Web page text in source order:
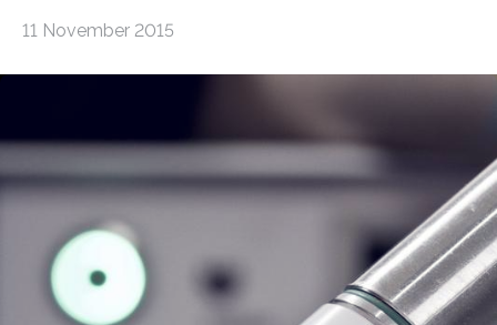
11 November 2015